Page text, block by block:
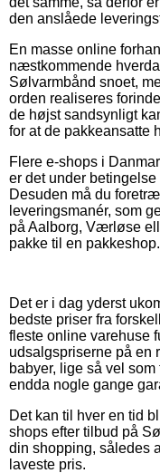
den anslåede
En masse online
næstkommende
Sølvarmbånd snoet,
orden realiseres
de højst sandsynligt
for at de pakkeansatte
Flere e-shops i
er det under
Desuden må du
leveringsmanér, som
på Aalborg, Værløse
pakke til en pakkeshop.
Det er i dag yderst
bedste priser fra
fleste online varehuse
udsalgspriserne på en
babyer, lige så vel
endda nogle gange
Det kan til hver en tid
shops efter tilbud på
din shopping, således
laveste pris.